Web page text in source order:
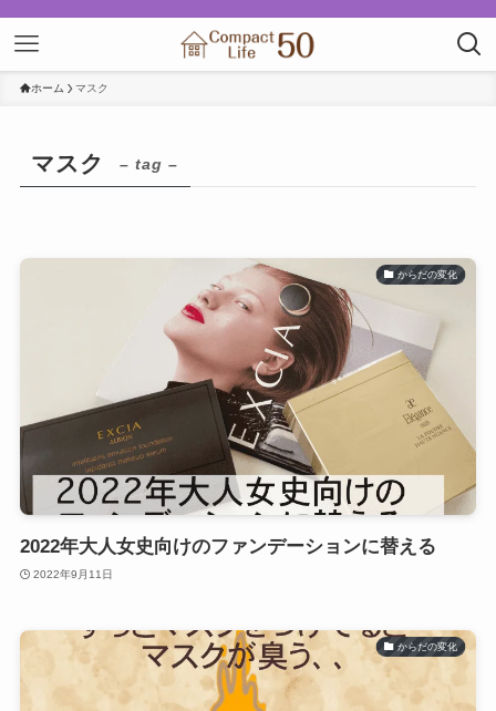
ホーム マスク
マスク – tag –
からだの変化
2022年大人女史向けのファンデーションに替える
2022年9月11日
からだの変化